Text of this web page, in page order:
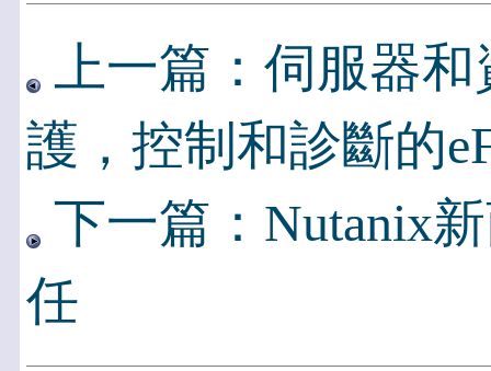
上一篇：伺服器
護，控制和診斷的
下一篇：Nutanix
任